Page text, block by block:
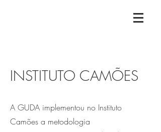
INSTITUTO CAMÕES
A GUDA implementou no Instituto
Camões a metodologia